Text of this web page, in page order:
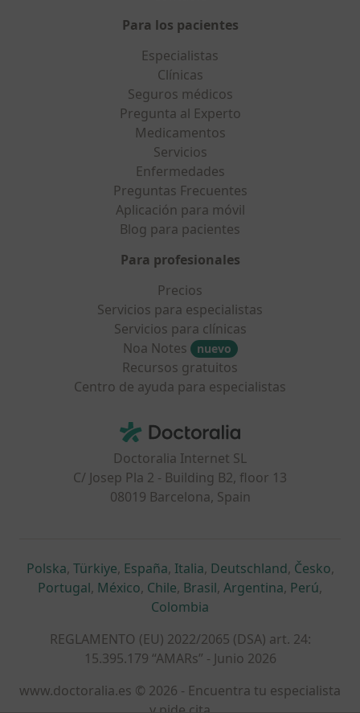
Para los pacientes
Especialistas
Clínicas
Seguros médicos
Pregunta al Experto
Medicamentos
Servicios
Enfermedades
Preguntas Frecuentes
Aplicación para móvil
Blog para pacientes
Para profesionales
Precios
Servicios para especialistas
Servicios para clínicas
Noa Notes
nuevo
Recursos gratuitos
Centro de ayuda para especialistas
Doctoralia - Página de inicio
Doctoralia Internet SL
C/ Josep Pla 2 - Building B2, floor 13
08019 Barcelona, Spain
Polskase abre en una nueva pestaña
, Türkiyese abre en una nueva pestaña
, Españase abre en una nueva pestaña
, Italiase abre en una nueva
, Deutschlandse abre en
, Českose
,
Portugalse abre en una nueva pestaña
, Méxicose abre en una nueva pestaña
, Chilese abre en una nueva pestaña
, Brasilse abre en una nueva
, Argentinase abre en
, Perúse
,
Colombia
REGLAMENTO (EU) 2022/2065 (DSA) art. 24:
15.395.179 “AMARs” - Junio 2026
www.doctoralia.es © 2026 - Encuentra tu especialista